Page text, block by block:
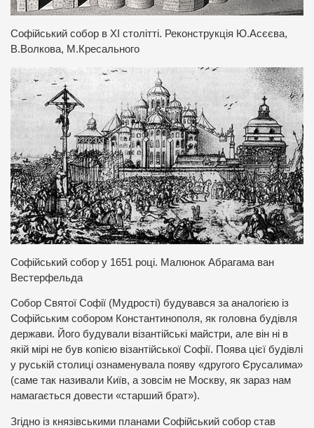
Софійський собор в ХІ столітті. Реконструкція Ю.Асєєва,
В.Волкова, М.Кресального
Софійський собор у 1651 році. Малюнок Абрагама ван
Вестерфельда
Собор Святої Софії (Мудрості) будувався за аналогією із
Софійським собором Константинополя, як головна будівля
держави. Його будували візантійські майстри, але він ні в
якій мірі не був копією візантійської Софії. Поява цієї будівлі
у руській столиці ознаменувала появу «другого Єрусалима»
(саме так називали Київ, а зовсім не Москву, як зараз нам
намагається довести «старший брат»).
Згідно із князівськими планами Софійський собор став